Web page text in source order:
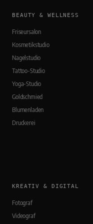
BEAUTY & WELLNESS
Friseursalon
Kosmetikstudio
Nagelstudio
Tattoo-Studio
Yoga-Studio
Goldschmied
Blumenladen
Druckerei
KREATIV & DIGITAL
Fotograf
Videograf